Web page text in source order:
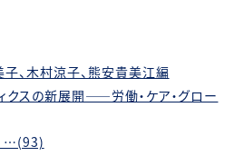
、木村涼子、熊安貴美江編
ィクスの新展開――労働・ケア・グロー
…(93)